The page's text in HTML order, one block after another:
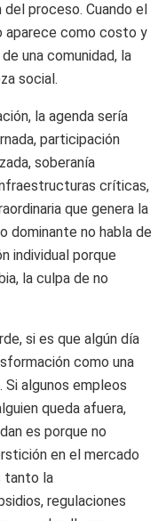
proceso. Cuando el
aparece como costo y
una comunidad, la
social.
la agenda sería
participación
soberanía
críticas,
que genera la
dominante no habla de
individual porque
la culpa de no
si es que algún día
como una
algunos empleos
queda afuera,
es porque no
en el mercado
tanto la
regulaciones